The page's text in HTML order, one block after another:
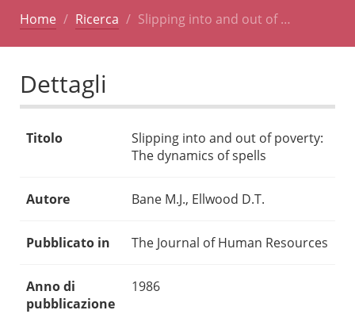
Home Ricerca Slipping into and out of …
Dettagli
Titolo
Slipping into and out of poverty:
The dynamics of spells
Autore Bane M.J., Ellwood D.T.
Pubblicato in The Journal of Human Resources
Anno di
pubblicazione
1986